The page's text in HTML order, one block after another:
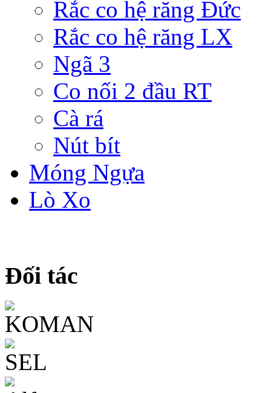
Rắc co hệ răng Đức
Rắc co hệ răng LX
Ngã 3
Co nối 2 đầu RT
Cà rá
Nút bít
Móng Ngựa
Lò Xo
Đối tác